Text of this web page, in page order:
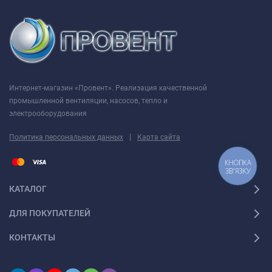
Интернет-магазин «Провент». Реализация качественной
промышленной вентиляции, насосов, тепло и
электрооборудования
Политика персональных данных | Карта сайта
КАТАЛОГ
ДЛЯ ПОКУПАТЕЛЕЙ
КОНТАКТЫ
КНОПКА
ЗВ'ЯЗКУ